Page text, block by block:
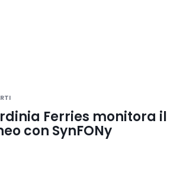
Ferries monitora il
con SynFONy